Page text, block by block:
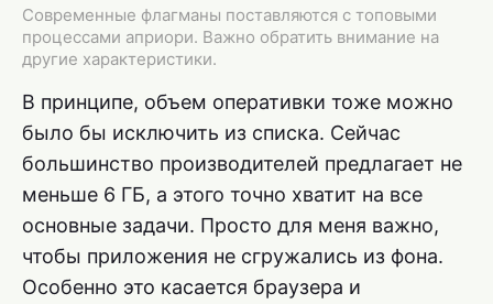
Современные флагманы поставляются с топовыми
процессами априори. Важно обратить внимание на
другие характеристики.
В принципе, объем оперативки тоже можно
было бы исключить из списка. Сейчас
большинство производителей предлагает не
меньше 6 ГБ, а этого точно хватит на все
основные задачи. Просто для меня важно,
чтобы приложения не сгружались из фона.
Особенно это касается браузера и